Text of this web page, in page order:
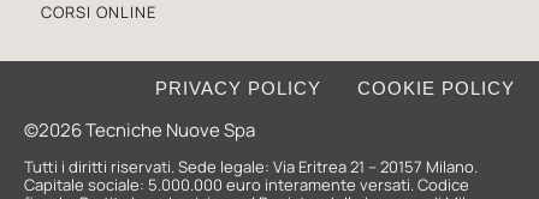
CORSI ONLINE
©2026 Tecniche Nuove Spa
PRIVACY POLICY COOKIE POLICY
Tutti i diritti riservati. Sede legale: Via Eritrea 21 – 20157 Milano.
Capitale sociale: 5.000.000 euro interamente versati. Codice